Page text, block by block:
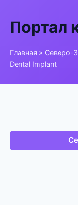
Портал
Главная » Северо-
Dental Implant